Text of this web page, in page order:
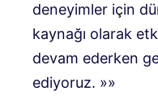
deneyimler için
kaynağı olarak
devam ederken
ediyoruz. »»